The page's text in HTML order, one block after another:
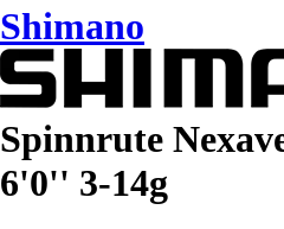
Shimano
Spinnrute
6'0'' 3-14g